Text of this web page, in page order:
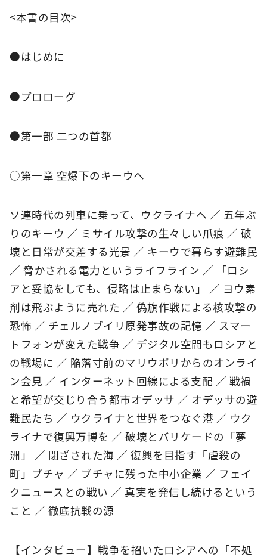
<本書の目次>
●はじめに
●プロローグ
●第一部 二つの首都
○第一章 空爆下のキーウへ
ソ連時代の列車に乗って、ウクライナへ ／ 五年ぶ
りのキーウ ／ ミサイル攻撃の生々しい爪痕 ／ 破
壊と日常が交差する光景 ／ キーウで暮らす避難民
／ 脅かされる電力というライフライン ／ 「ロシ
アと妥協をしても、侵略は止まらない」 ／ ヨウ素
剤は飛ぶように売れた ／ 偽旗作戦による核攻撃の
恐怖 ／ チェルノブイリ原発事故の記憶 ／ スマー
トフォンが変えた戦争 ／ デジタル空間もロシアと
の戦場に ／ 陥落寸前のマリウポリからのオンライ
ン会見 ／ インターネット回線による支配 ／ 戦禍
と希望が交じり合う都市オデッサ ／ オデッサの避
難民たち ／ ウクライナと世界をつなぐ港 ／ ウク
ライナで復興万博を ／ 破壊とバリケードの「夢
洲」 ／ 閉ざされた海 ／ 復興を目指す「虐殺の
町」ブチャ ／ ブチャに残った中小企業 ／ フェイ
クニュースとの戦い ／ 真実を発信し続けるという
こと ／ 徹底抗戦の源
【インタビュー】戦争を招いたロシアへの「不処